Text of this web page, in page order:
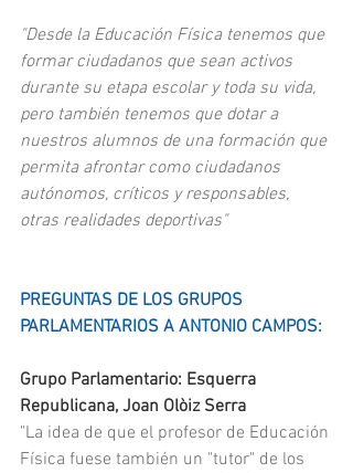
"Desde la Educación Física tenemos que
formar ciudadanos que sean activos
durante su etapa escolar y toda su vida,
pero también tenemos que dotar a
nuestros alumnos de una formación que
permita afrontar como ciudadanos
autónomos, críticos y responsables,
otras realidades deportivas"
PREGUNTAS DE LOS GRUPOS
PARLAMENTARIOS A ANTONIO CAMPOS:
Grupo Parlamentario: Esquerra
Republicana, Joan Olòiz Serra
"La idea de que el profesor de Educación
Física fuese también un "tutor" de los